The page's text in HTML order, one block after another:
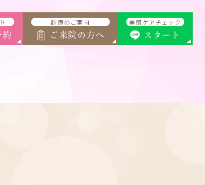
約
診療のご案内
ご来院の方へ
美肌ケアチェック
スタート